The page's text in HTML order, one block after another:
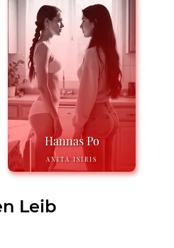
Hannas Po
ANITA ISIRIS
Leib